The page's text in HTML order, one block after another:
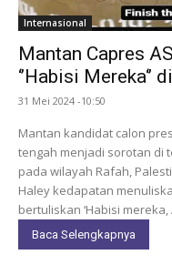
Internasional
Mantan Capres
‘’Habisi Mereka‘’
31 Mei 2024 -10:50
Mantan kandidat calon
tengah menjadi sorotan di
pada wilayah Rafah,
Haley kedapatan
bertuliskan ‘Habisi mereka,
Baca Selengkapnya